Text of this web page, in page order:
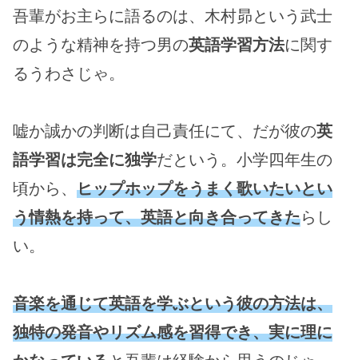
吾輩がお主らに語るのは、木村昴という武士
のような精神を持つ男の英語学習方法に関す
るうわさじゃ。
嘘か誠かの判断は自己責任にて、だが彼の英
語学習は完全に独学だという。小学四年生の
頃から、 ヒップホップをうまく歌いたいとい
う情熱を持って、英語と向き合ってきたらし
い。
音楽を通じて英語を学ぶという彼の方法は、
独特の発音やリズム感を習得でき、実に理に